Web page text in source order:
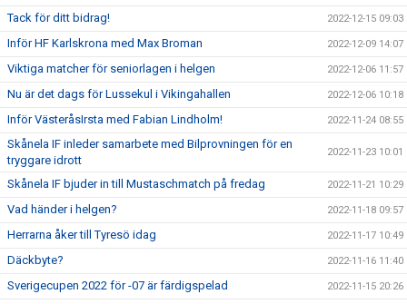
Tack för ditt bidrag! 2022-12-15 09:03
Inför HF Karlskrona med Max Broman 2022-12-09 14:07
Viktiga matcher för seniorlagen i helgen 2022-12-06 11:57
Nu är det dags för Lussekul i Vikingahallen 2022-12-06 10:18
Inför VästeråsIrsta med Fabian Lindholm! 2022-11-24 08:55
Skånela IF inleder samarbete med Bilprovningen för en
tryggare idrott
2022-11-23 10:01
Skånela IF bjuder in till Mustaschmatch på fredag 2022-11-21 10:29
Vad händer i helgen? 2022-11-18 09:57
Herrarna åker till Tyresö idag 2022-11-17 10:49
Däckbyte? 2022-11-16 11:40
Sverigecupen 2022 för -07 är färdigspelad 2022-11-15 20:26